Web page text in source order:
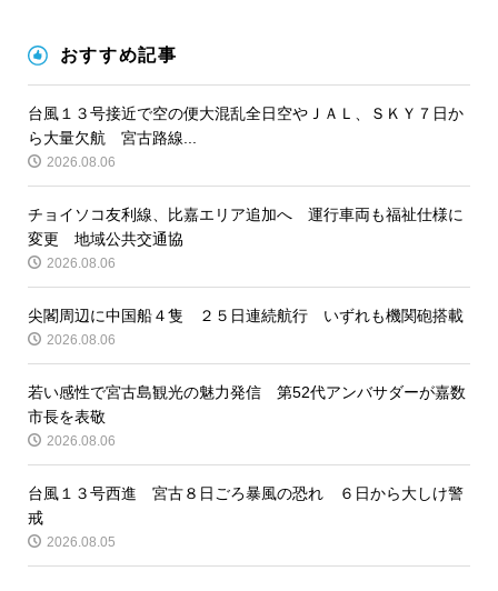
おすすめ記事
台風１３号接近で空の便大混乱全日空やＪＡＬ、ＳＫＹ７日か
ら大量欠航 宮古路線...
2026.08.06
チョイソコ友利線、比嘉エリア追加へ 運行車両も福祉仕様に
変更 地域公共交通協
2026.08.06
尖閣周辺に中国船４隻 ２５日連続航行 いずれも機関砲搭載
2026.08.06
若い感性で宮古島観光の魅力発信 第52代アンバサダーが嘉数
市長を表敬
2026.08.06
台風１３号西進 宮古８日ごろ暴風の恐れ ６日から大しけ警
戒
2026.08.05